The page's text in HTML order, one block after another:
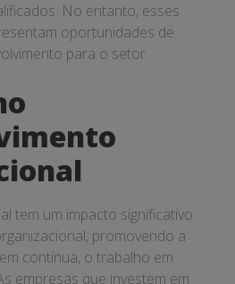
No entanto, esses
oportunidades de
para o setor.
tem um impacto significativo
promovendo a
contínua, o trabalho em
empresas que investem em